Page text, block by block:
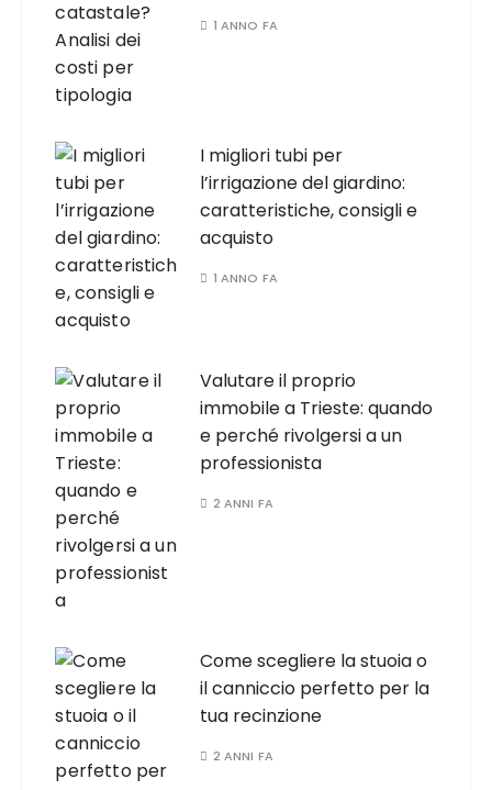
1 ANNO FA
I migliori tubi per
l’irrigazione del giardino:
caratteristiche, consigli e
acquisto
1 ANNO FA
Valutare il proprio
immobile a Trieste: quando
e perché rivolgersi a un
professionista
2 ANNI FA
Come scegliere la stuoia o
il canniccio perfetto per la
tua recinzione
2 ANNI FA